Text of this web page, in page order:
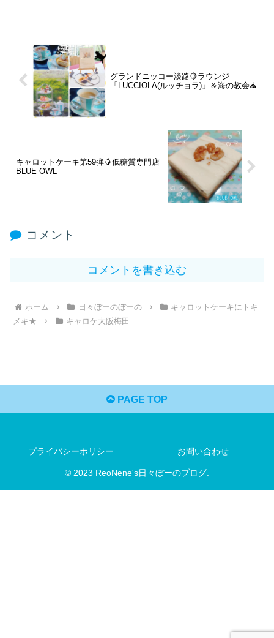
グランドニッコー淡路🍋ラウンジ
「LUCCIOLA(ルッチョラ)」＆海の教会⛪
キャロットケーキ第59弾🥭低糖質専門店
BLUE OWL
コメント
コメントを書き込む
ホーム 日々ぼーのぼーの
キャロットケーキにトキ
メキ★
キャロケ大阪梅田
PAGE TOP
プライバシーポリシー お問い合わせ
© 2023 ReoNene's日々ぼーのブログ.